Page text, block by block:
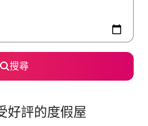
搜尋
好評的度假屋